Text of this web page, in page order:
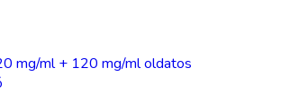
mg/ml + 120 mg/ml oldatos